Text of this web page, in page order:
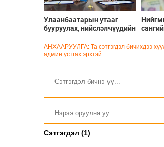
Улаанбаатарын утааг
бууруулах, нийслэлчүүдийн
төслийг “Чингис хаан
баялгийн сан нэгдэл” ХХК-
АНХААРУУЛГА: Та сэтгэгдэл бичихдээ
админ устгах эрхтэй.
Сэтгэгдэл (1)